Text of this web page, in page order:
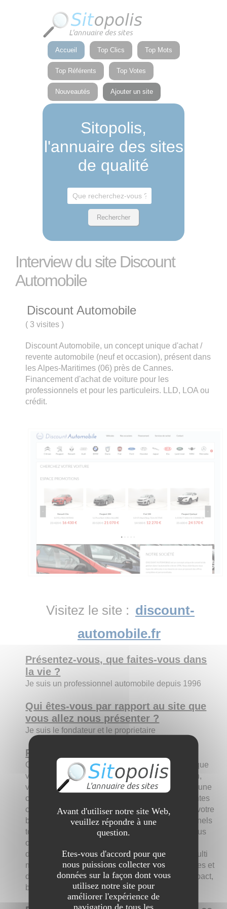
Accueil Top Clics Top Mots
Top Référents Top Votes
Nouveautés Ajouter un site
Sitopolis,
l'annuaire des sites
de qualité
Interview du site Discount
Automobile
Discount Automobile
( 3 visites)
Discount Automobile, un concept unique d'achat /
revente automobile (neuf et occasion), présent dans
les Alpes-Maritimes (06) près de Cannes.
Financement d'achat de voiture pour les
professionnels et pour les particuleirs. LLD, LOA ou
crédit.
Visitez le site : discount-
automobile.fr
Présentez-vous, que faites-vous dans
la vie ?
Je suis un professionnel automobile depuis 1996
Qui êtes-vous par rapport au site que
vous allez nous présenter ?
Je suis le fondateur et le proprietaire
Présentez le site aux internautes :
Que vous soyez particulier ou professionnel, et que
vous recherchiez un véhicule neuf ou d'occasion,
vous pourrez bénéficier de tous les avantages d'une
centrale d'achat avec les remises très intéressantes
correspondantes. Quels que soient votre projet, votre
budget ou vos envies, une équipe de professionnels
totalement à votre écoute, vous conseillera et vous
orientera tout au long de votre processus
d'acquisition. Ce concessionnaire automobile multi
marques vous offre un très large choix de modèles et
distribue tous types de véhicules : citadine, compact,
berline, familiale, sportive, SUV, 4*4, utilitaire …
Avant d'utiliser notre site Web,
veuillez répondre à une
question.
Etes-vous d'accord pour que
nous puissions collecter vos
données sur la façon dont vous
utilisez notre site pour
améliorer l'expérience de
navigation de tous les